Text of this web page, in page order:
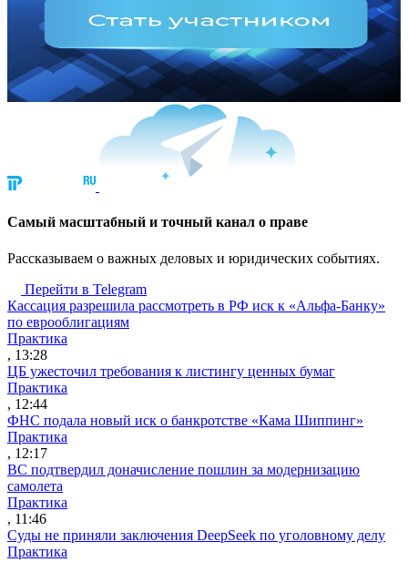
Cамый масштабный и точный канал о праве
Рассказываем о важных деловых и юридических событиях.
Перейти в Telegram
Кассация разрешила рассмотреть в РФ иск к «Альфа-Банку»
по еврооблигациям
Практика
, 13:28
ЦБ ужесточил требования к листингу ценных бумаг
Практика
, 12:44
ФНС подала новый иск о банкротстве «Кама Шиппинг»
Практика
, 12:17
ВС подтвердил доначисление пошлин за модернизацию
самолета
Практика
, 11:46
Суды не приняли заключения DeepSeek по уголовному делу
Практика